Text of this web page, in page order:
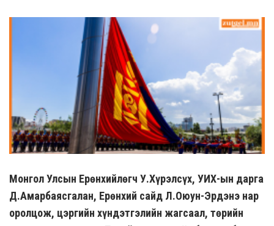
Монгол Улсын Ерөнхийлөгч У.Хүрэлсүх, УИХ-ын дарга
Д.Амарбаясгалан, Ерөнхий сайд Л.Оюун-Эрдэнэ нар
оролцож, цэргийн хүндэтгэлийн жагсаал, төрийн